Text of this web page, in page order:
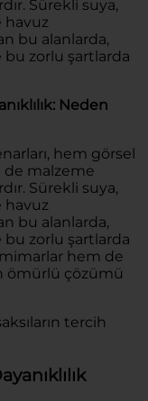
Sürekli suya,
havuz
bu alanlarda,
bu zorlu şartlarda
Neden
hem görsel
de malzeme
Sürekli suya,
havuz
bu alanlarda,
bu zorlu şartlarda
hem de
ömürlü çözümü
tercih